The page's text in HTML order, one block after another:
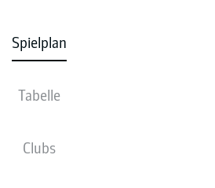
Spielplan
Tabelle
Clubs